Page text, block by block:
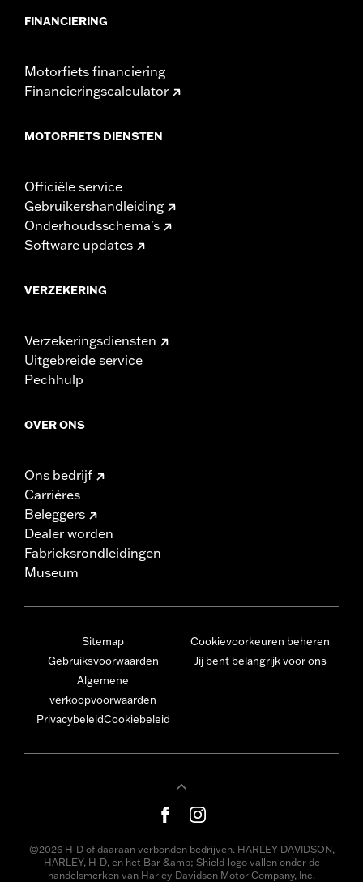
NOTITIES:Voor de installatie van sommige sturen en
stuurverhogers kan voor sommige modellen een
andere koppelings- en/of gaskabel en remleiding
gereguleerd. Controleer lokale wetgeving om te
FINANCIERING
Motorfiets financiering
Financieringscalculator
MOTORFIETS DIENSTEN
Officiële service
Gebruikershandleiding
Onderhoudsschema's
Software updates
VERZEKERING
Verzekeringsdiensten
Uitgebreide service
Pechhulp
OVER ONS
Ons bedrijf
Carrières
Beleggers
Dealer worden
Fabrieksrondleidingen
Museum
Sitemap
Gebruiksvoorwaarden
Algemene
verkoopvoorwaarden
PrivacybeleidCookiebeleid
Cookievoorkeuren beheren
Jij bent belangrijk voor ons
©2026 H-D of daaraan verbonden bedrijven. HARLEY-DAVIDSON,
HARLEY, H-D, en het Bar &amp; Shield-logo vallen onder de
handelsmerken van Harley-Davidson Motor Company, Inc.